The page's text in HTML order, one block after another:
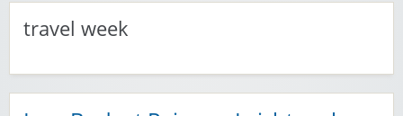
travel week